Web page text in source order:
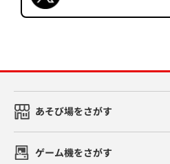
あそび場をさがす
ゲーム機をさがす